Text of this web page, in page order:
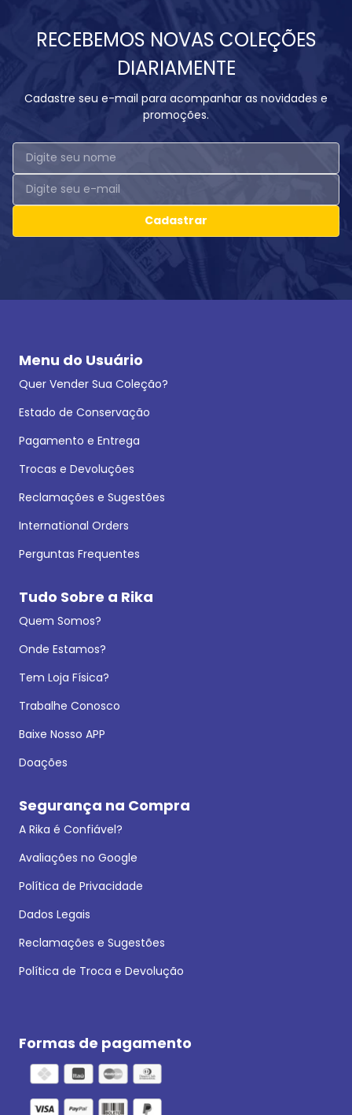
RECEBEMOS NOVAS COLEÇÕES
DIARIAMENTE
Cadastre seu e-mail para acompanhar as novidades e
promoções.
Cadastrar
Menu do Usuário
Quer Vender Sua Coleção?
Estado de Conservação
Pagamento e Entrega
Trocas e Devoluções
Reclamações e Sugestões
International Orders
Perguntas Frequentes
Tudo Sobre a Rika
Quem Somos?
Onde Estamos?
Tem Loja Física?
Trabalhe Conosco
Baixe Nosso APP
Doações
Segurança na Compra
A Rika é Confiável?
Avaliações no Google
Política de Privacidade
Dados Legais
Reclamações e Sugestões
Política de Troca e Devolução
Formas de pagamento